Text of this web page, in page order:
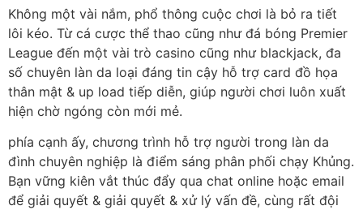
Không một vài nắm, phổ thông cuộc chơi là bỏ ra tiết
lôi kéo. Từ cá cược thể thao cũng như đá bóng Premier
League đến một vài trò casino cũng như blackjack, đa
số chuyên làn da loại đáng tin cậy hỗ trợ card đồ họa
thân mật & up load tiếp diễn, giúp người chơi luôn xuất
hiện chờ ngóng còn mới mẻ.
phía cạnh ấy, chương trình hỗ trợ người trong làn da
đình chuyên nghiệp là điểm sáng phân phối chạy Khủng.
Bạn vững kiên vắt thúc đẩy qua chat online hoặc email
để giải quyết & giải quyết & xử lý vấn đề, cùng rất đội